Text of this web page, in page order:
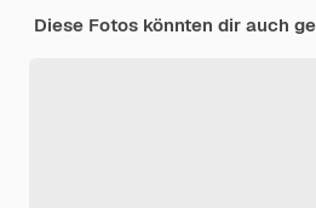
Diese Fotos könnten dir auch